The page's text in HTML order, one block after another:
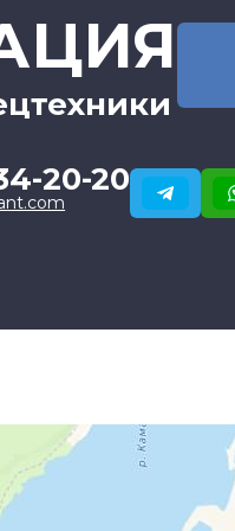
20-20